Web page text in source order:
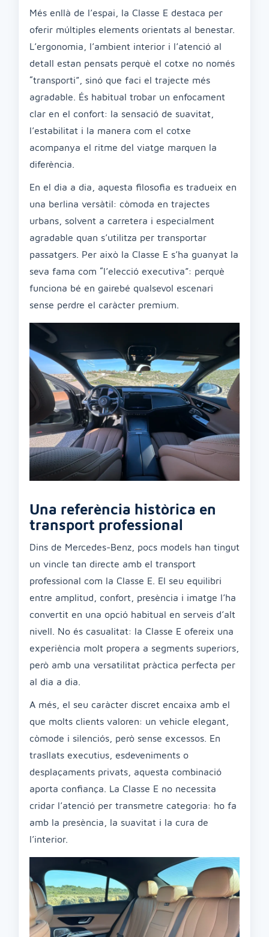
Més enllà de l’espai, la Classe E destaca per
oferir múltiples elements orientats al benestar.
L’ergonomia, l’ambient interior i l’atenció al
detall estan pensats perquè el cotxe no només
“transporti”, sinó que faci el trajecte més
agradable. És habitual trobar un enfocament
clar en el confort: la sensació de suavitat,
l’estabilitat i la manera com el cotxe
acompanya el ritme del viatge marquen la
diferència.
En el dia a dia, aquesta filosofia es tradueix en
una berlina versàtil: còmoda en trajectes
urbans, solvent a carretera i especialment
agradable quan s’utilitza per transportar
passatgers. Per això la Classe E s’ha guanyat la
seva fama com “l’elecció executiva”: perquè
funciona bé en gairebé qualsevol escenari
sense perdre el caràcter premium.
Una referència històrica en
transport professional
Dins de Mercedes-Benz, pocs models han tingut
un vincle tan directe amb el transport
professional com la Classe E. El seu equilibri
entre amplitud, confort, presència i imatge l’ha
convertit en una opció habitual en serveis d’alt
nivell. No és casualitat: la Classe E ofereix una
experiència molt propera a segments superiors,
però amb una versatilitat pràctica perfecta per
al dia a dia.
A més, el seu caràcter discret encaixa amb el
que molts clients valoren: un vehicle elegant,
còmode i silenciós, però sense excessos. En
trasllats executius, esdeveniments o
desplaçaments privats, aquesta combinació
aporta confiança. La Classe E no necessita
cridar l’atenció per transmetre categoria: ho fa
amb la presència, la suavitat i la cura de
l’interior.